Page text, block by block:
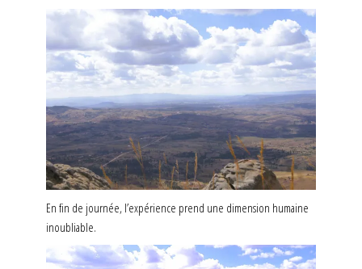
En fin de journée, l’expérience prend une dimension humaine
inoubliable.